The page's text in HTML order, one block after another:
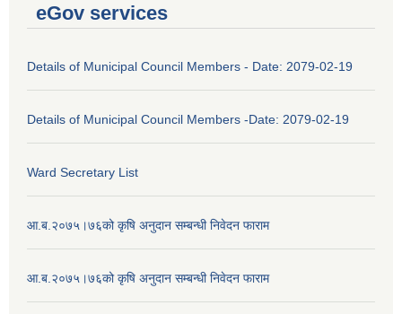
eGov services
Details of Municipal Council Members - Date: 2079-02-19
Details of Municipal Council Members -Date: 2079-02-19
Ward Secretary List
आ.ब.२०७५।७६को कृषि अनुदान सम्बन्धी निवेदन फाराम
आ.ब.२०७५।७६को कृषि अनुदान सम्बन्धी निवेदन फाराम